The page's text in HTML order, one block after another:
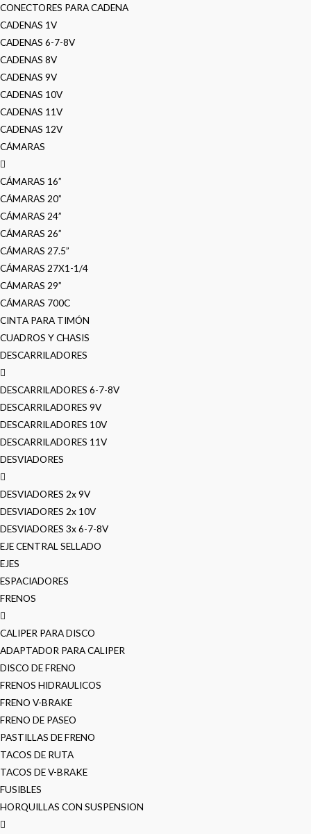
CONECTORES PARA CADENA
CADENAS 1V
CADENAS 6-7-8V
CADENAS 8V
CADENAS 9V
CADENAS 10V
CADENAS 11V
CADENAS 12V
CÁMARAS
CÁMARAS 16”
CÁMARAS 20”
CÁMARAS 24”
CÁMARAS 26”
CÁMARAS 27.5”
CÁMARAS 27X1-1/4
CÁMARAS 29”
CÁMARAS 700C
CINTA PARA TIMÓN
CUADROS Y CHASIS
DESCARRILADORES
DESCARRILADORES 6-7-8V
DESCARRILADORES 9V
DESCARRILADORES 10V
DESCARRILADORES 11V
DESVIADORES
DESVIADORES 2x 9V
DESVIADORES 2x 10V
DESVIADORES 3x 6-7-8V
EJE CENTRAL SELLADO
EJES
ESPACIADORES
FRENOS
CALIPER PARA DISCO
ADAPTADOR PARA CALIPER
DISCO DE FRENO
FRENOS HIDRAULICOS
FRENO V-BRAKE
FRENO DE PASEO
PASTILLAS DE FRENO
TACOS DE RUTA
TACOS DE V-BRAKE
FUSIBLES
HORQUILLAS CON SUSPENSION